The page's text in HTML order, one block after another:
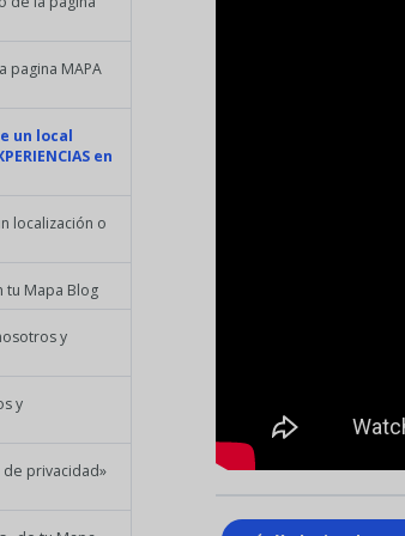
pagina MAPA
un local
en
localización o
tu Mapa Blog
y
y
privacidad»